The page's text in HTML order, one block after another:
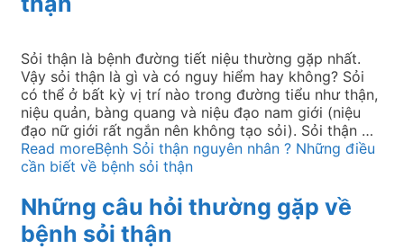
Sỏi thận là bệnh đường tiết niệu thường gặp nhất.
Vậy sỏi thận là gì và có nguy hiểm hay không? Sỏi
có thể ở bất kỳ vị trí nào trong đường tiểu như thận,
niệu quản, bàng quang và niệu đạo nam giới (niệu
đạo nữ giới rất ngắn nên không tạo sỏi). Sỏi thận …
Read moreBệnh Sỏi thận nguyên nhân ? Những điều
cần biết về bệnh sỏi thận
Những câu hỏi thường gặp về
bệnh sỏi thận